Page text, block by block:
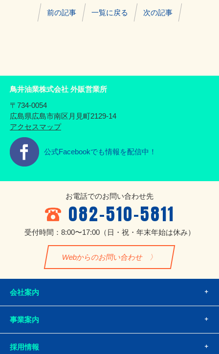
前の記事 一覧に戻る 次の記事
鳥井油業株式会社 外販営業所
〒734-0054
広島県広島市南区月見町2129-14
アクセスマップ
公式Facebookでも情報を配信中！
お電話でのお問い合わせ先
082-510-5811
受付時間：8:00〜17:00（日・祝・年末年始は休み）
Webからのお問い合わせ
会社案内
事業案内
採用情報